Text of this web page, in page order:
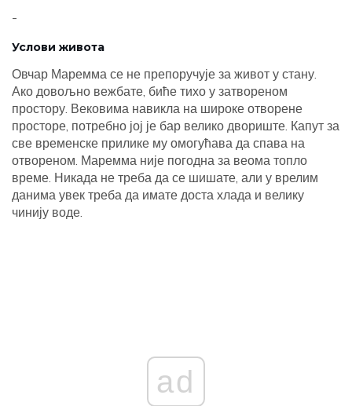
-
Услови живота
Овчар Маремма се не препоручује за живот у стану.
Ако довољно вежбате, биће тихо у затвореном
простору. Вековима навикла на широке отворене
просторе, потребно јој је бар велико двориште. Капут за
све временске прилике му омогућава да спава на
отвореном. Маремма није погодна за веома топло
време. Никада не треба да се шишате, али у врелим
данима увек треба да имате доста хлада и велику
чинију воде.
ad